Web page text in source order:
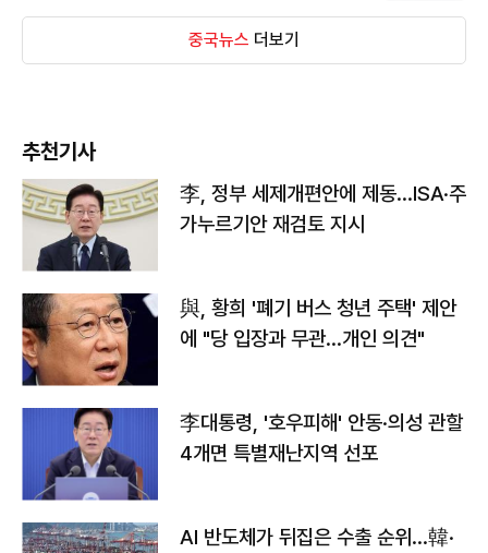
중국뉴스 더보기
추천기사
李, 정부 세제개편안에 제동…ISA·주
가누르기안 재검토 지시
與, 황희 '폐기 버스 청년 주택' 제안
에 "당 입장과 무관…개인 의견"
李대통령, '호우피해' 안동·의성 관할
4개면 특별재난지역 선포
AI 반도체가 뒤집은 수출 순위…韓·